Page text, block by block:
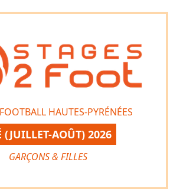
HAUTES-PYRÉNÉES
(JUILLET-AOÛT) 2026
GARÇONS & FILLES